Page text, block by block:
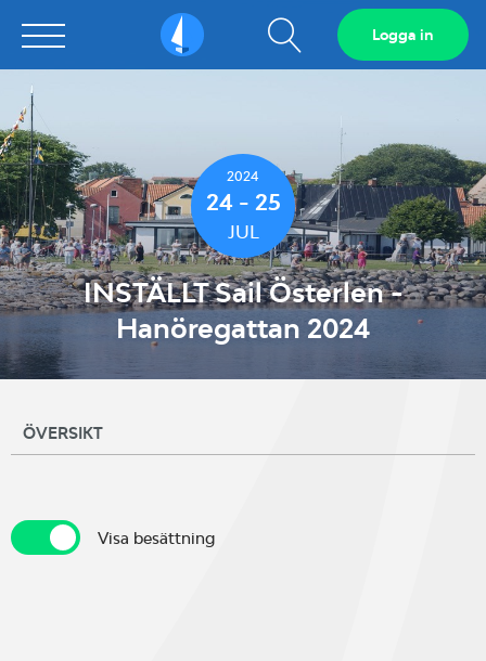
Sailarena Visa
sökfält
Logga in
2024
24 - 25
JUL
INSTÄLLT Sail Österlen -
Hanöregattan 2024
ÖVERSIKT
Visa besättningVisa besättning